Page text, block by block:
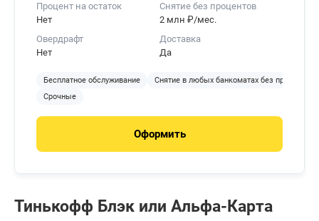
Процент на остаток
Нет
Снятие без процентов
2 млн ₽/мес.
Овердрафт
Нет
Доставка
Да
Бесплатное обслуживание
Снятие в любых банкоматах без процентов
Срочные
Оформить
Тинькофф Блэк или Альфа-Карта